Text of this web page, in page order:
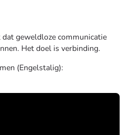
geweldloze communicatie
Het doel is verbinding.
(Engelstalig):